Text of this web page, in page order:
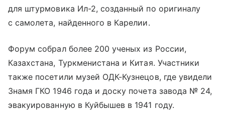
для штурмовика Ил-2, созданный по оригиналу
с самолета, найденного в Карелии.
Форум собрал более 200 ученых из России,
Казахстана, Туркменистана и Китая. Участники
также посетили музей ОДК-Кузнецов, где увидели
Знамя ГКО 1946 года и доску почета завода № 24,
эвакуированную в Куйбышев в 1941 году.